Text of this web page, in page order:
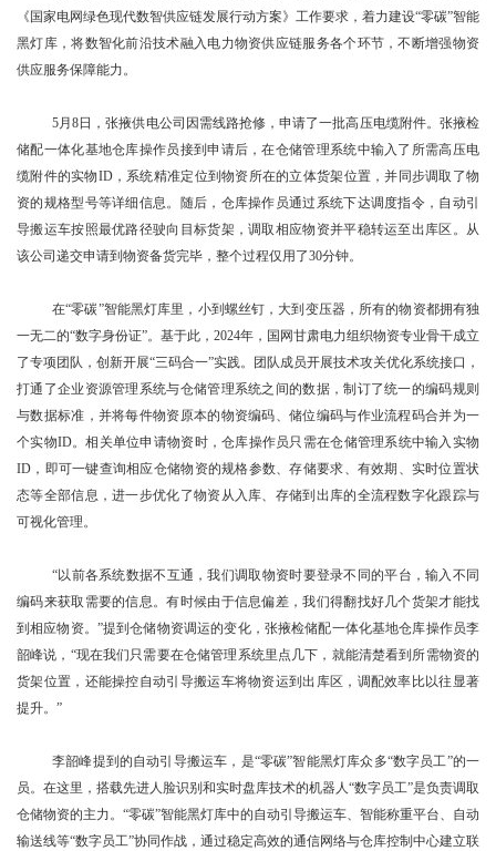
《国家电网绿色现代数智供应链发展行动方案》工作要求，着力建设“零碳”智能
黑灯库，将数智化前沿技术融入电力物资供应链服务各个环节，不断增强物资
供应服务保障能力。
5月8日，张掖供电公司因需线路抢修，申请了一批高压电缆附件。张掖检
储配一体化基地仓库操作员接到申请后，在仓储管理系统中输入了所需高压电
缆附件的实物ID，系统精准定位到物资所在的立体货架位置，并同步调取了物
资的规格型号等详细信息。随后，仓库操作员通过系统下达调度指令，自动引
导搬运车按照最优路径驶向目标货架，调取相应物资并平稳转运至出库区。从
该公司递交申请到物资备货完毕，整个过程仅用了30分钟。
在“零碳”智能黑灯库里，小到螺丝钉，大到变压器，所有的物资都拥有独
一无二的“数字身份证”。基于此，2024年，国网甘肃电力组织物资专业骨干成立
了专项团队，创新开展“三码合一”实践。团队成员开展技术攻关优化系统接口，
打通了企业资源管理系统与仓储管理系统之间的数据，制订了统一的编码规则
与数据标准，并将每件物资原本的物资编码、储位编码与作业流程码合并为一
个实物ID。相关单位申请物资时，仓库操作员只需在仓储管理系统中输入实物
ID，即可一键查询相应仓储物资的规格参数、存储要求、有效期、实时位置状
态等全部信息，进一步优化了物资从入库、存储到出库的全流程数字化跟踪与
可视化管理。
“以前各系统数据不互通，我们调取物资时要登录不同的平台，输入不同
编码来获取需要的信息。有时候由于信息偏差，我们得翻找好几个货架才能找
到相应物资。”提到仓储物资调运的变化，张掖检储配一体化基地仓库操作员李
韶峰说，“现在我们只需要在仓储管理系统里点几下，就能清楚看到所需物资的
货架位置，还能操控自动引导搬运车将物资运到出库区，调配效率比以往显著
提升。”
李韶峰提到的自动引导搬运车，是“零碳”智能黑灯库众多“数字员工”的一
员。在这里，搭载先进人脸识别和实时盘库技术的机器人“数字员工”是负责调取
仓储物资的主力。“零碳”智能黑灯库中的自动引导搬运车、智能称重平台、自动
输送线等“数字员工”协同作战，通过稳定高效的通信网络与仓库控制中心建立联